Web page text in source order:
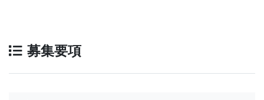
募集要項